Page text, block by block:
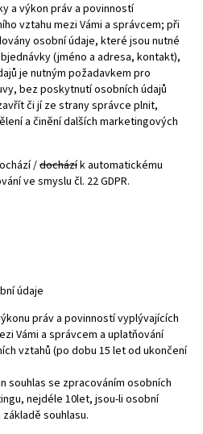
a výkon práv a povinností
vztahu mezi Vámi a správcem; při
osobní údaje, které jsou nutné
(jméno a adresa, kontakt),
je nutným požadavkem pro
bez poskytnutí osobních údajů
či jí ze strany správce plnit,
a činění dalších marketingových
/docházík automatickému
ve smyslu čl. 22 GDPR.
údaje
práv a povinností vyplývajících
Vámi a správcem a uplatňování
vztahů (po dobu 15 let od ukončení
souhlas se zpracováním osobních
nejdéle 10let, jsou-li osobní
souhlasu.